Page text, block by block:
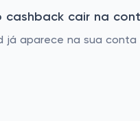
cair na
já aparece na sua